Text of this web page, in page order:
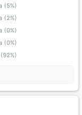
(5%)
(2%)
(0%)
(0%)